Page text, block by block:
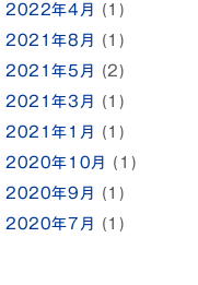
2022年4月
(1)
2021年8月
(1)
2021年5月
(2)
2021年3月
(1)
2021年1月
(1)
2020年10月
(1)
2020年9月
(1)
2020年7月
(1)